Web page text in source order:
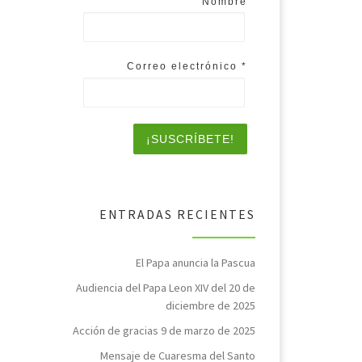
Correo electrónico *
ENTRADAS RECIENTES
El Papa anuncia la Pascua
Audiencia del Papa Leon XIV del 20 de
diciembre de 2025
Acción de gracias 9 de marzo de 2025
Mensaje de Cuaresma del Santo